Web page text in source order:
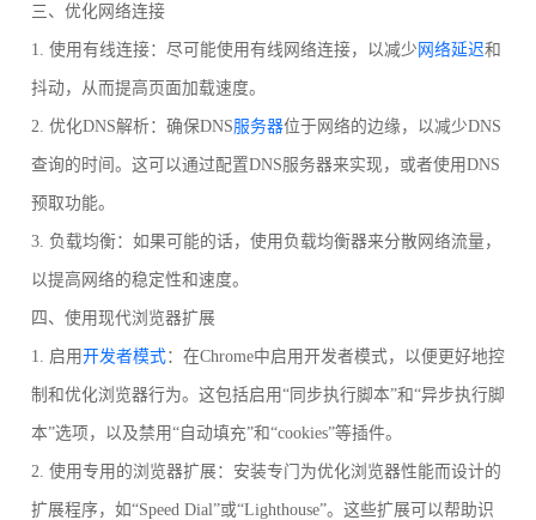
三、优化网络连接
1. 使用有线连接：尽可能使用有线网络连接，以减少 网络延迟和
抖动，从而提高页面加载速度。
2. 优化DNS解析：确保DNS服务器位于网络的边缘，以减少DNS
查询的时间。这可以通过配置DNS服务器来实现，或者使用DNS
预取功能。
3. 负载均衡：如果可能的话，使用负载均衡器来分散网络流量，
以提高网络的稳定性和速度。
四、使用现代浏览器扩展
1. 启用开发者模式：在Chrome中启用开发者模式，以便更好地控
制和优化浏览器行为。这包括启用“同步执行脚本”和“异步执行脚
本”选项，以及禁用“自动填充”和“cookies”等插件。
2. 使用专用的浏览器扩展：安装专门为优化浏览器性能而设计的
扩展程序，如“Speed Dial”或“Lighthouse”。这些扩展可以帮助识